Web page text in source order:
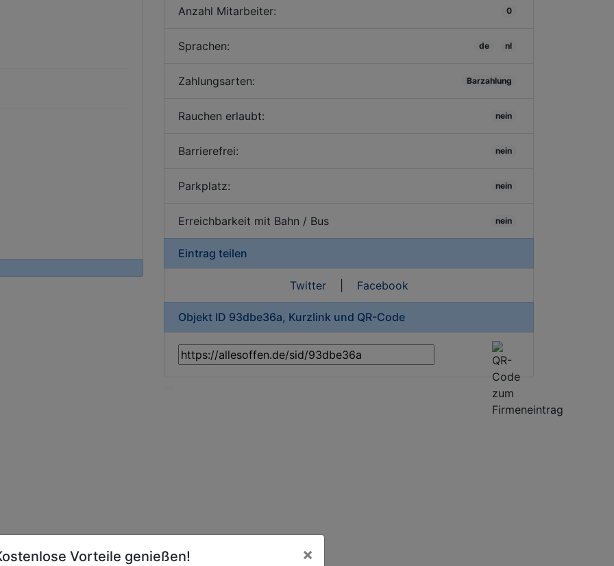
Anzahl Mitarbeiter: 0
Sprachen: de nl
Zahlungsarten: Barzahlung
Rauchen erlaubt: nein
Barrierefrei: nein
Parkplatz: nein
Erreichbarkeit mit Bahn / Bus nein
Eintrag teilen
Twitter| Facebook
Objekt ID 93dbe36a, Kurzlink und QR-Code
Vorteile genießen! ×